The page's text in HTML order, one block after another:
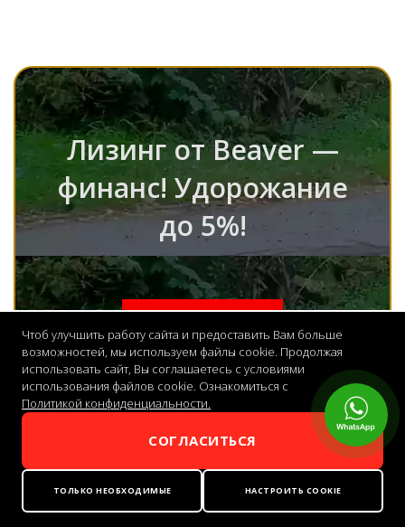
Лизинг от Beaver —
финанс! Удорожание
до 5%!
© 2026 | Beaver Россия
Сайт официального представителя изготовителя техники Beaver в
Чтоб улучшить работу сайта и предоставить Вам больше
возможностей, мы используем файлы cookie. Продолжая
использовать сайт, Вы соглашаетесь с условиями
использования файлов cookie. Ознакомиться с
Политикой конфиденциальности.
СОГЛАСИТЬСЯ
ТОЛЬКО НЕОБХОДИМЫЕ НАСТРОИТЬ COOKIE